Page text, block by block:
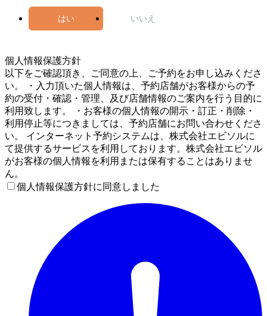
はい いいえ
個人情報保護方針
以下をご確認頂き、ご同意の上、ご予約をお申し込みくださ
い。 ・入力頂いた個人情報は、予約店舗がお客様からの予
約の受付・確認・管理、及び店舗情報のご案内を行う目的に
利用致します。 ・お客様の個人情報の開示・訂正・削除・
利用停止等につきましては、予約店舗にお問い合わせくださ
い。 インターネット予約システムは、株式会社エビソルに
て提供するサービスを利用しております。株式会社エビソル
がお客様の個人情報を利用または保有することはありませ
ん。
個人情報保護方針に同意しました